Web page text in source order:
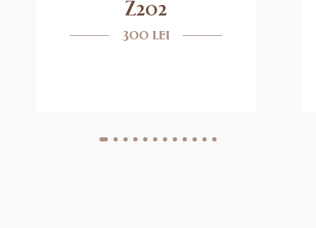
Z202
300 lei